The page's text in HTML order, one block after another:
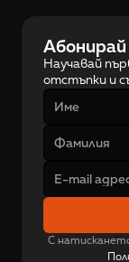
Абонирай
Научавай
отстъпки и